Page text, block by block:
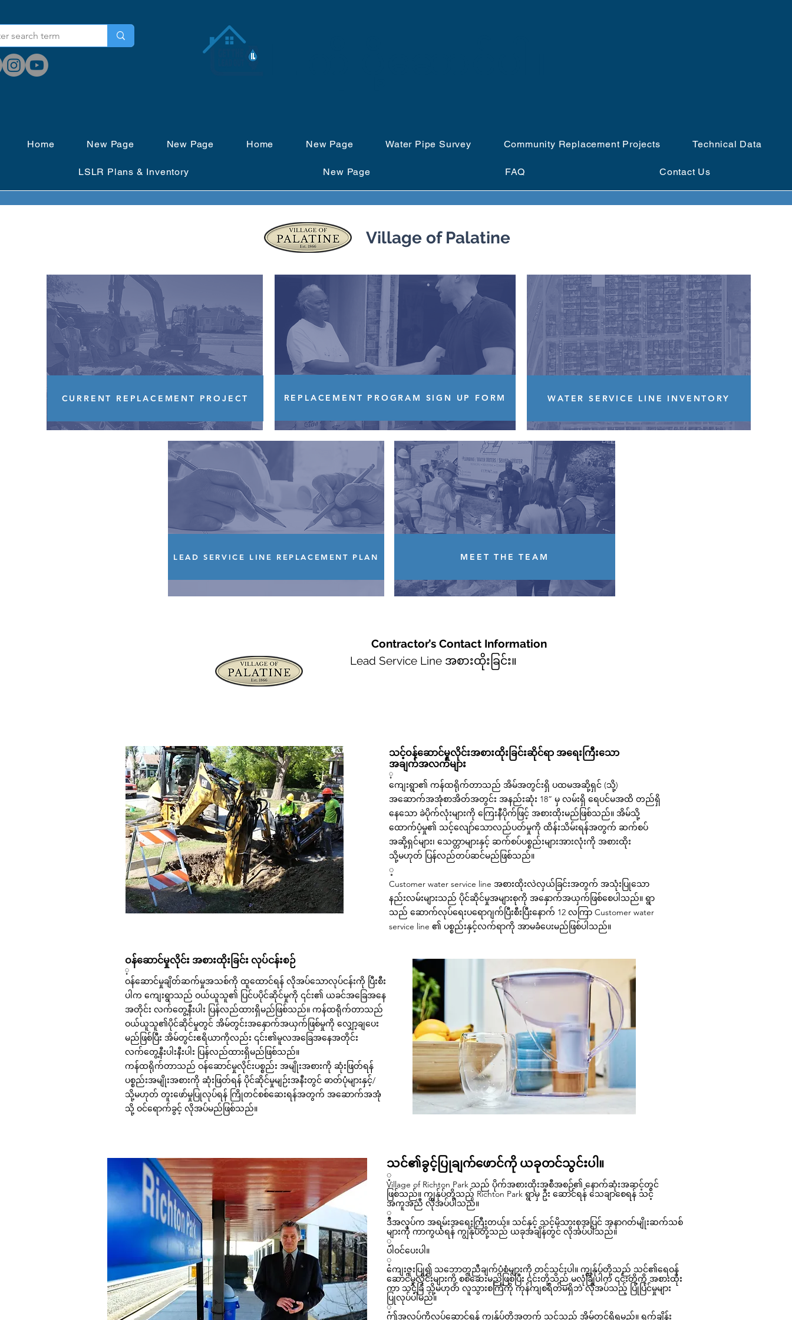
Home New Page New Page Home New Page Water Pipe Survey Community Replacement Projects Technical Data
LSLR Plans & Inventory New Page FAQ Contact Us
Village of Palatine
CURRENT REPLACEMENT PROJECT REPLACEMENT PROGRAM SIGN UP FORM WATER SERVICE LINE INVENTORY
LEAD SERVICE LINE REPLACEMENT PLAN MEET THE TEAM
Lead Service Line အစားထိုးခြင်း။
Contractor’s Contact Information
ဝန်ဆောင်မှုလိုင်း အစားထိုးခြင်း လုပ်ငန်းစဉ်
့
ဝန်ဆောင်မှုချိတ်ဆက်မှုအသစ်ကို ထူထောင်ရန် လိုအပ်သောလုပ်ငန်းကို ပြီးစီး
ပါက ကျေးရွာသည် ဝယ်ယူသူ၏ ပြင်ပပိုင်ဆိုင်မှုကို ၎င်း၏ ယခင်အခြေအနေ
အတိုင်း လက်တွေ့နီးပါး ပြန်လည်ထားရှိမည်ဖြစ်သည်။ ကန်ထရိုက်တာသည်
ဝယ်ယူသူ၏ပိုင်ဆိုင်မှုတွင် အိမ်တွင်းအနှောက်အယှက်ဖြစ်မှုကို လျှော့ချပေး
မည်ဖြစ်ပြီး အိမ်တွင်းဧရိယာကိုလည်း ၎င်း၏မူလအခြေအနေအတိုင်း
လက်တွေ့နီးပါးနီးပါး ပြန်လည်ထားရှိမည်ဖြစ်သည်။
ကန်ထရိုက်တာသည် ဝန်ဆောင်မှုလိုင်းပစ္စည်း အမျိုးအစားကို ဆုံးဖြတ်ရန်
ပစ္စည်းအမျိုးအစားကို ဆုံးဖြတ်ရန် ပိုင်ဆိုင်မှုမျဉ်းအနီးတွင် ဓာတ်ပုံများနှင့်/
သို့မဟုတ် တူးဖော်မှုပြုလုပ်ရန် ကြိုတင်စစ်ဆေးရန်အတွက် အဆောက်အအုံ
သို့ ဝင်ရောက်ခွင့် လိုအပ်မည်ဖြစ်သည်။
သင့်ဝန်ဆောင်မှုလိုင်းအစားထိုးခြင်းဆိုင်ရာ အရေးကြီးသော
အချက်အလက်များ
့
ကျေးရွာ၏ ကန်ထရိုက်တာသည် အိမ်အတွင်းရှိ ပထမအဆို့ရှင် (သို့)
အဆောက်အအုံစာအိတ်အတွင်း အနည်းဆုံး 18” မှ လမ်းရှိ ရေပင်မအထိ တည်ရှိ
နေသော ခဲပိုက်လုံးများကို ကြေးနီပိုက်ဖြင့် အစားထိုးမည်ဖြစ်သည်။ အိမ်သို့
ထောက်ပံ့မှု၏ သင့်လျော်သောလည်ပတ်မှုကို ထိန်းသိမ်းရန်အတွက် ဆက်စပ်
အဆို့ရှင်များ၊ သေတ္တာများနှင့် ဆက်စပ်ပစ္စည်းများအားလုံးကို အစားထိုး
သို့မဟုတ် ပြန်လည်တပ်ဆင်မည်ဖြစ်သည်။
့
Customer water service line အစားထိုးလဲလှယ်ခြင်းအတွက် အသုံးပြုသော
နည်းလမ်းများသည် ပိုင်ဆိုင်မှုအများစုကို အနှောက်အယှက်ဖြစ်စေပါသည်။ ရွာ
သည် ဆောက်လုပ်ရေးပရောဂျက်ပြီးစီးပြီးနောက် 12 လကြာ Customer water
service line ၏ ပစ္စည်းနှင့်လက်ရာကို အာမခံပေးမည်ဖြစ်ပါသည်။
သင်၏ခွင့်ပြုချက်ဖောင်ကို ယခုတင်သွင်းပါ။
့
Village of Richton Park သည် ပိုက်အစားထိုးအစီအစဉ်၏ နောက်ဆုံးအဆင့်တွင်
ဖြစ်သည်။ ကျွန်ုပ်တို့သည် Richton Park ရွာမှ ဦး ဆောင်ရန် သေချာစေရန် သင့်
အကူအညီ လိုအပ်ပါသည်။
့
ဒီအလုပ်က အရမ်းအရေးကြီးတယ်။ သင်နှင့် သင့်မိသားစုအပြင် အနာဂတ်မျိုးဆက်သစ်
များကို ကာကွယ်ရန် ကျွန်ုပ်တို့သည် ယခုအချိန်တွင် လိုအပ်ပါသည်။
့
ပါဝင်ပေးပါ။
့
ကျေးဇူးပြု၍ သဘောတူညီချက်ပုံစံများကို တင်သွင်းပါ။ ကျွန်ုပ်တို့သည် သင်၏ရေဝန်
ဆောင်မှုလိုင်းများကို စစ်ဆေးမည်ဖြစ်ပြီး ၎င်းတို့သည် မလုံခြုံပါက ၎င်းတို့ကို အစားထိုး
ကာ သင့်ခြံ သို့မဟုတ် လူသွားစင်္ကြံကို ကုန်ကျစရိတ်မရှိဘဲ လိုအပ်သည့် ပြုပြင်မှုများ
ပြုလုပ်ပါမည်။
့
ဤအလုပ်ကိုလုပ်ဆောင်ရန် ကျွန်ုပ်တို့အတွက် သင်သည် အိမ်တွင်ရှိရမည်။ ရက်ချိန်း